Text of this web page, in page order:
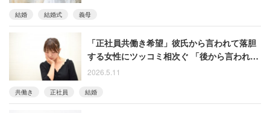
結婚 結婚式 義母
「正社員共働き希望」彼氏から言われて落胆
する女性にツッコミ相次ぐ 「後から言われる
よりマシ」という声も
2026.5.11
共働き 正社員 結婚